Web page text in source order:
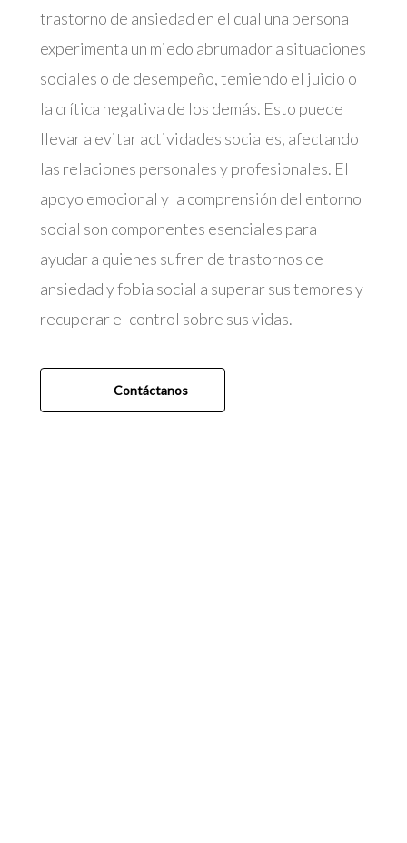
trastorno de ansiedad en el cual una persona
experimenta un miedo abrumador a situaciones
sociales o de desempeño, temiendo el juicio o
la crítica negativa de los demás. Esto puede
llevar a evitar actividades sociales, afectando
las relaciones personales y profesionales. El
apoyo emocional y la comprensión del entorno
social son componentes esenciales para
ayudar a quienes sufren de trastornos de
ansiedad y fobia social a superar sus temores y
recuperar el control sobre sus vidas.
Contáctanos